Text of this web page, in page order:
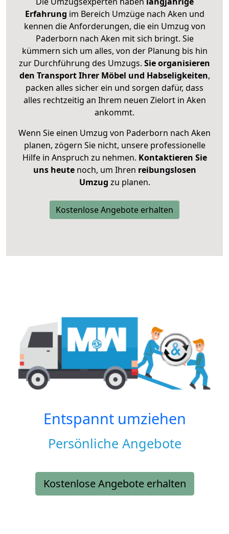
Erfahrung im Bereich Umzüge nach Aken und
kennen die Anforderungen, die ein Umzug von
Paderborn nach Aken mit sich bringt. Sie
kümmern sich um alles, von der Planung bis hin
zur Durchführung des Umzugs. Sie organisieren
den Transport Ihrer Möbel und Habseligkeiten,
packen alles sicher ein und sorgen dafür, dass
alles rechtzeitig an Ihrem neuen Zielort in Aken
ankommt.
Wenn Sie einen Umzug von Paderborn nach Aken
planen, zögern Sie nicht, unsere professionelle
Hilfe in Anspruch zu nehmen. Kontaktieren Sie
uns heutenoch, um Ihren reibungslosen
Umzug zu planen.
Kostenlose Angebote erhalten
Entspannt umziehen
Persönliche Angebote
Kostenlose Angebote erhalten